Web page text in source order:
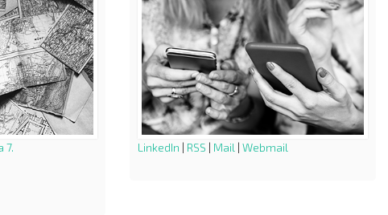
7.
LinkedIn RSS Mail Webmail